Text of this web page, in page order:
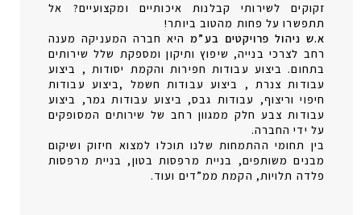
זקוקים לשירותי קבלנות איכותיים ומקצועיים? אל
תתפשרו על פחות מהטוב ביותר!
א.ש ניהול פרויקטים בע”מהיא חברה המעניקה מענה
רחב לצרכי בנייה, שיפוץ ותיקון ומספקת שלל שירותים
בתחום. ביצוע עבודות חפירות והקמת יסודות , ביצוע
עבודות צנרת , ביצוע עבודות חשמל ,ביצוע עבודות
חיפוי וריצוף, עבודות גבס, ביצוע עבודות גמר, ביצוע
עבודות צבע חלק ממגוון רחב של שירותים המסופקים
על ידי החברה.
בין תחומי ההתמחות שלנו תוכלו למצוא חיזוק ושיקום
מבנים משותפים, בניית מרפסות בטון, בניית מרפסות
פלדה תלויות, הקמת ממ”דים ועוד.